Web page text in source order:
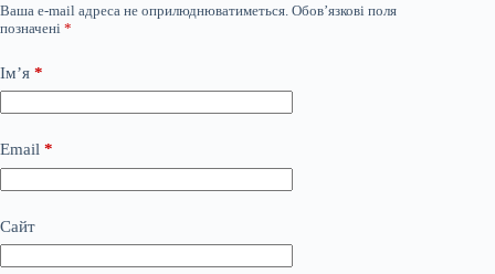
Ваша e-mail адреса не оприлюднюватиметься. Обов’язкові поля
позначені *
Ім’я *
Email *
Сайт